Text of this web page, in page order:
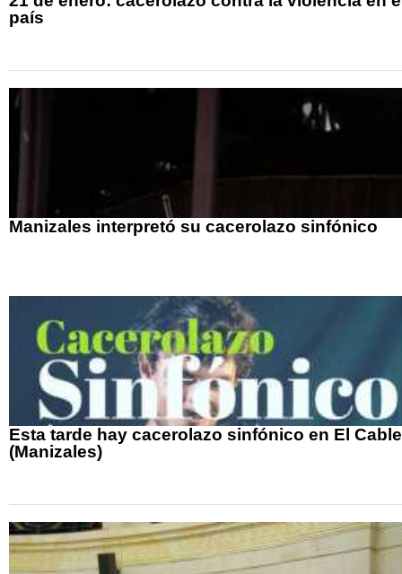
país
Manizales interpretó su cacerolazo sinfónico
Esta tarde hay cacerolazo sinfónico en El Cable
(Manizales)